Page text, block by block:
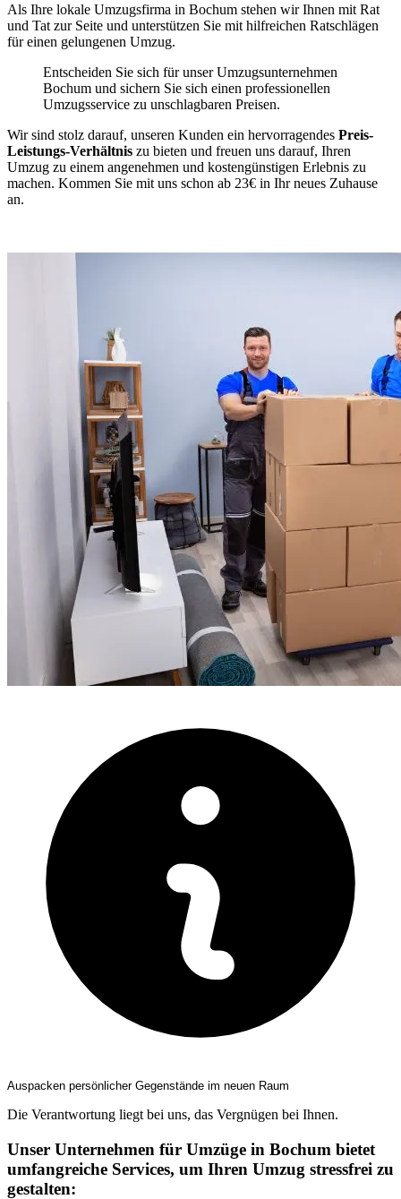
Als Ihre lokale Umzugsfirma in Bochum stehen wir Ihnen mit Rat
und Tat zur Seite und unterstützen Sie mit hilfreichen Ratschlägen
für einen gelungenen Umzug.
Entscheiden Sie sich für unser Umzugsunternehmen
Bochum und sichern Sie sich einen professionellen
Umzugsservice zu unschlagbaren Preisen.
Wir sind stolz darauf, unseren Kunden ein hervorragendes Preis-
Leistungs-Verhältnis zu bieten und freuen uns darauf, Ihren
Umzug zu einem angenehmen und kostengünstigen Erlebnis zu
machen. Kommen Sie mit uns schon ab 23€ in Ihr neues Zuhause
an.
Auspacken persönlicher Gegenstände im neuen Raum
Die Verantwortung liegt bei uns, das Vergnügen bei Ihnen.
Unser Unternehmen für Umzüge in Bochum bietet
umfangreiche Services, um Ihren Umzug stressfrei zu
gestalten: